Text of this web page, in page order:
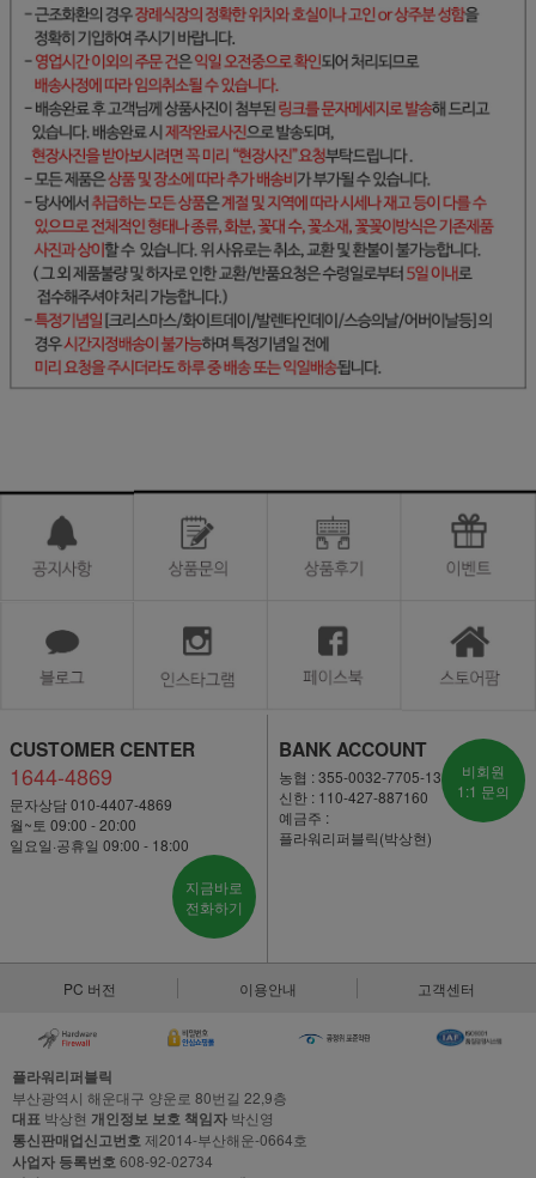
CUSTOMER CENTER
1644-4869
문자상담 010-4407-4869
월~토 09:00 - 20:00
일요일·공휴일 09:00 - 18:00
지금바로
전화하기
BANK ACCOUNT
농협 : 355-0032-7705-13
신한 : 110-427-887160
예금주 :
플라워리퍼블릭(박상현)
비회원
1:1 문의
PC 버전 이용안내 고객센터
플라워리퍼블릭
부산광역시 해운대구 양운로 80번길 22,9층
대표 박상현 개인정보 보호 책임자 박신영
통신판매업신고번호제2014-부산해운-0664호
사업자 등록번호608-92-02734